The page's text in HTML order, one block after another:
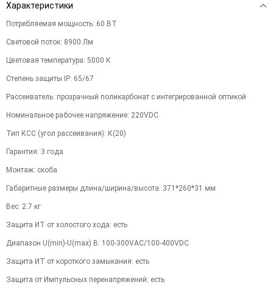
Характеристики
Потребляемая мощность: 60 ВТ
Световой поток: 8900 Лм
Цветовая температура: 5000 К
Степень защиты IP: 65/67
Рассеиватель: прозрачный поликарбонат с интегрированной оптикой
Номинальное рабочее напряжение: 220VDC
Тип КСС (угол рассеивания): К(20)
Гарантия: 3 года
Монтаж: скоба
Габаритные размеры длина/ширина/высота: 371*260*31 мм
Вес: 2.7 кг
Защита ИТ от холостого хода: есть
Диапазон U(min)-U(max) В: 100-300VAC/100-400VDC
Защита ИТ от короткого замыкания: есть
Защита от Импульсных перенапряжений: есть